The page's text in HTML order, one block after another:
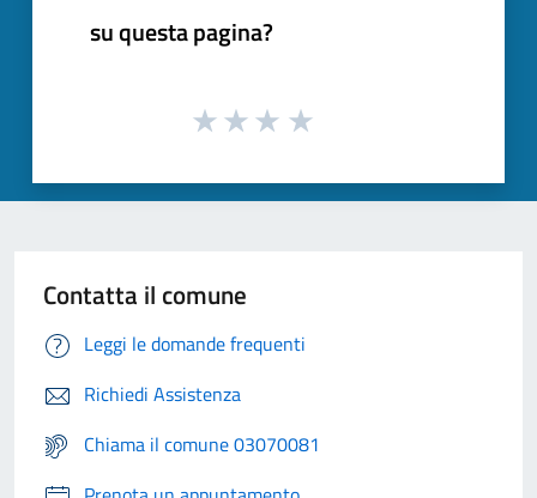
su questa pagina?
Contatta il comune
Leggi le domande frequenti
Richiedi Assistenza
Chiama il comune 03070081